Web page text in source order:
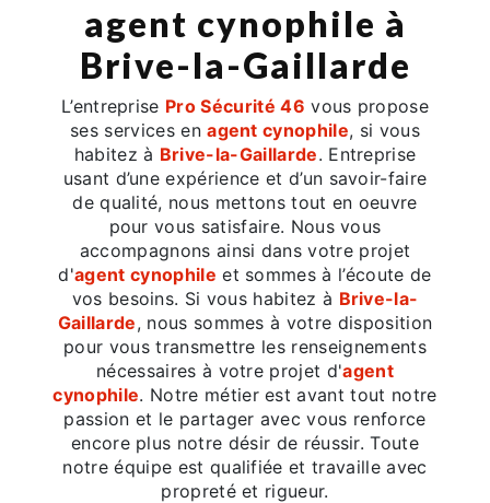
agent cynophile à
Brive-la-Gaillarde
L’entreprise Pro Sécurité 46 vous propose
ses services enagent cynophile, si vous
habitez à Brive-la-Gaillarde. Entreprise
usant d’une expérience et d’un savoir-faire
de qualité, nous mettons tout en oeuvre
pour vous satisfaire. Nous vous
accompagnons ainsi dans votre projet
d'agent cynophile et sommes à l’écoute de
vos besoins. Si vous habitez à Brive-la-
Gaillarde, nous sommes à votre disposition
pour vous transmettre les renseignements
nécessaires à votre projet d'agent
cynophile. Notre métier est avant tout notre
passion et le partager avec vous renforce
encore plus notre désir de réussir. Toute
notre équipe est qualifiée et travaille avec
propreté et rigueur.